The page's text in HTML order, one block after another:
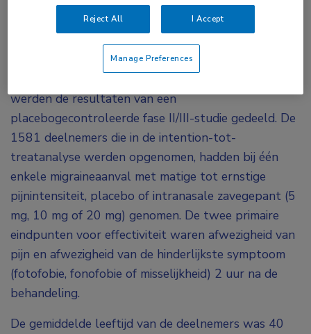
Zavegepant is momenteel als enige intranasale
CGRP-receptorantagonist in een vergevorderd
stadium van ontwikkeling voor de behandeling van
werden de resultaten van een
placebogecontroleerde fase II/III-studie gedeeld. De
1581 deelnemers die in de intention-tot-
treatanalyse werden opgenomen, hadden bij één
enkele migraineaanval met matige tot ernstige
pijnintensiteit, placebo of intranasale zavegepant (5
mg, 10 mg of 20 mg) genomen. De twee primaire
eindpunten voor effectiviteit waren afwezigheid van
pijn en afwezigheid van de hinderlijkste symptoom
(fotofobie, fonofobie of misselijkheid) 2 uur na de
behandeling.
De gemiddelde leeftijd van de deelnemers was 40
Reject All I Accept
Manage Preferences